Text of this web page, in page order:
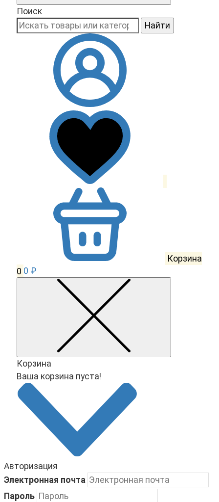
Поиск
Найти
Корзина
0 0 ₽
Корзина
Ваша корзина пуста!
Авторизация
Электронная почта
Пароль